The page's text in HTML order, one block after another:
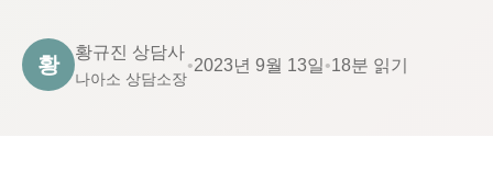
황
황규진 상담사
나아소 상담소장
•2023년 9월 13일•18분 읽기